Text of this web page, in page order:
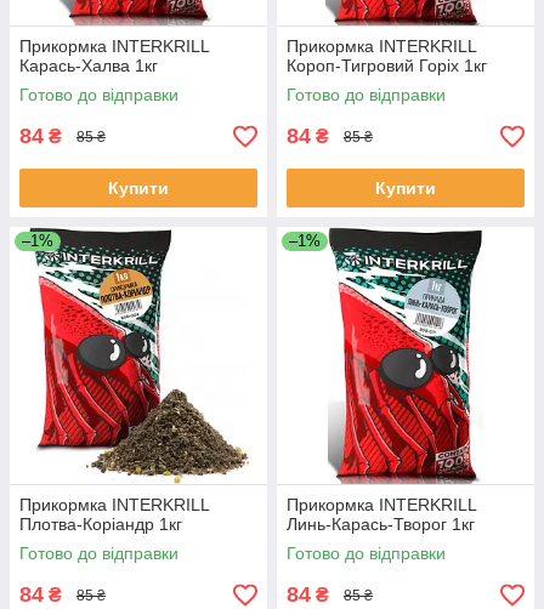
Прикормка INTERKRILL
Карась-Халва 1кг
Готово до відправки
84 ₴ 85 ₴
Купити
Прикормка INTERKRILL
Короп-Тигровий Горіх 1кг
Готово до відправки
84 ₴ 85 ₴
Купити
–1%
Прикормка INTERKRILL
Плотва-Коріандр 1кг
Готово до відправки
84 ₴ 85 ₴
–1%
Прикормка INTERKRILL
Линь-Карась-Творог 1кг
Готово до відправки
84 ₴ 85 ₴